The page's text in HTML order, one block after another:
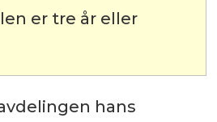
er tre år eller
hans